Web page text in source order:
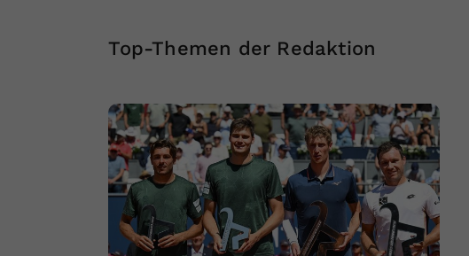
Top-Themen der Redaktion